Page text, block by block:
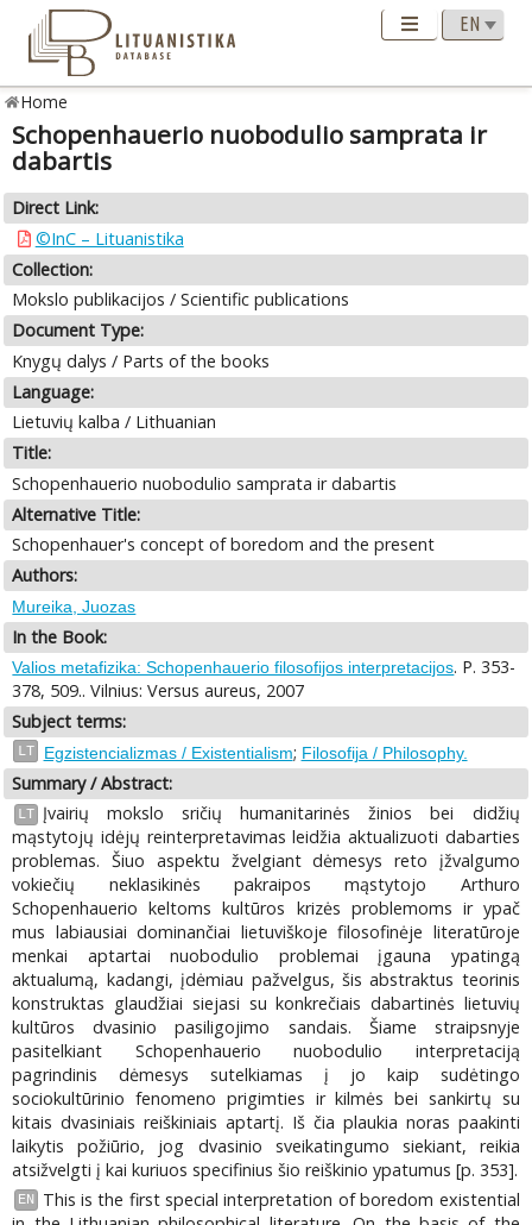
Home
Schopenhauerio nuobodulio samprata ir
dabartis
Direct Link:
©InC – Lituanistika
Collection:
Mokslo publikacijos / Scientific publications
Document Type:
Knygų dalys / Parts of the books
Language:
Lietuvių kalba / Lithuanian
Title:
Schopenhauerio nuobodulio samprata ir dabartis
Alternative Title:
Schopenhauer's concept of boredom and the present
Authors:
Mureika, Juozas
In the Book:
Valios metafizika: Schopenhauerio filosofijos interpretacijos. P. 353-
378, 509.. Vilnius: Versus aureus, 2007
Subject terms:
LT Egzistencializmas / Existentialism; Filosofija / Philosophy.
Summary / Abstract:
LT
Įvairių mokslo sričių humanitarinės žinios bei didžių
mąstytojų idėjų reinterpretavimas leidžia aktualizuoti dabarties
problemas. Šiuo aspektu žvelgiant dėmesys reto įžvalgumo
vokiečių neklasikinės pakraipos mąstytojo Arthuro
Schopenhauerio keltoms kultūros krizės problemoms ir ypač
mus labiausiai dominančiai lietuviškoje filosofinėje literatūroje
menkai aptartai nuobodulio problemai įgauna ypatingą
aktualumą, kadangi, įdėmiau pažvelgus, šis abstraktus teorinis
konstruktas glaudžiai siejasi su konkrečiais dabartinės lietuvių
kultūros dvasinio pasiligojimo sandais. Šiame straipsnyje
pasitelkiant Schopenhauerio nuobodulio interpretaciją
pagrindinis dėmesys sutelkiamas į jo kaip sudėtingo
sociokultūrinio fenomeno prigimties ir kilmės bei sankirtų su
kitais dvasiniais reiškiniais aptartį. Iš čia plaukia noras paakinti
laikytis požiūrio, jog dvasinio sveikatingumo siekiant, reikia
atsižvelgti į kai kuriuos specifinius šio reiškinio ypatumus [p. 353].
EN
This is the first special interpretation of boredom existential